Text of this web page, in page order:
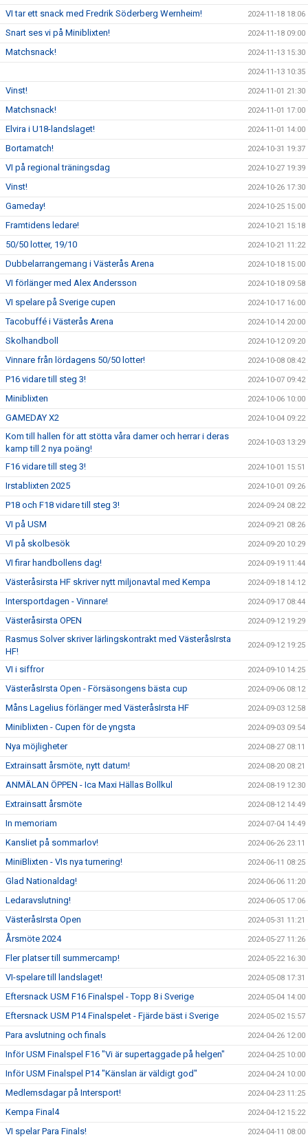
VI tar ett snack med Fredrik Söderberg Wernheim! 2024-11-18 18:06
Snart ses vi på Miniblixten! 2024-11-18 09:00
Matchsnack! 2024-11-13 15:30
2024-11-13 10:35
Vinst! 2024-11-01 21:30
Matchsnack! 2024-11-01 17:00
Elvira i U18-landslaget! 2024-11-01 14:00
Bortamatch! 2024-10-31 19:37
VI på regional träningsdag 2024-10-27 19:39
Vinst! 2024-10-26 17:30
Gameday! 2024-10-25 15:00
Framtidens ledare! 2024-10-21 15:18
50/50 lotter, 19/10 2024-10-21 11:22
Dubbelarrangemang i Västerås Arena 2024-10-18 15:00
VI förlänger med Alex Andersson 2024-10-18 09:58
VI spelare på Sverige cupen 2024-10-17 16:00
Tacobuffé i Västerås Arena 2024-10-14 20:00
Skolhandboll 2024-10-12 09:20
Vinnare från lördagens 50/50 lotter! 2024-10-08 08:42
P16 vidare till steg 3! 2024-10-07 09:42
Miniblixten 2024-10-06 10:00
GAMEDAY X2 2024-10-04 09:22
Kom till hallen för att stötta våra damer och herrar i deras
kamp till 2 nya poäng!
2024-10-03 13:29
F16 vidare till steg 3! 2024-10-01 15:51
Irstablixten 2025 2024-10-01 09:26
P18 och F18 vidare till steg 3! 2024-09-24 08:22
VI på USM 2024-09-21 08:26
VI på skolbesök 2024-09-20 10:29
VI firar handbollens dag! 2024-09-19 11:44
Västeråsirsta HF skriver nytt miljonavtal med Kempa 2024-09-18 14:12
Intersportdagen - Vinnare! 2024-09-17 08:44
Västeråsirsta OPEN 2024-09-12 19:29
Rasmus Solver skriver lärlingskontrakt med VästeråsIrsta
HF!
2024-09-12 19:25
VI i siffror 2024-09-10 14:25
VästeråsIrsta Open - Försäsongens bästa cup 2024-09-06 08:12
Måns Lagelius förlänger med VästeråsIrsta HF 2024-09-03 12:58
Miniblixten - Cupen för de yngsta 2024-09-03 09:54
Nya möjligheter 2024-08-27 08:11
Extrainsatt årsmöte, nytt datum! 2024-08-20 08:21
ANMÄLAN ÖPPEN - Ica Maxi Hällas Bollkul 2024-08-19 12:30
Extrainsatt årsmöte 2024-08-12 14:49
In memoriam 2024-07-04 14:49
Kansliet på sommarlov! 2024-06-26 23:11
MiniBlixten - VIs nya turnering! 2024-06-11 08:25
Glad Nationaldag! 2024-06-06 11:20
Ledaravslutning! 2024-06-05 17:06
VästeråsIrsta Open 2024-05-31 11:21
Årsmöte 2024 2024-05-27 11:26
Fler platser till summercamp! 2024-05-22 16:30
VI-spelare till landslaget! 2024-05-08 17:31
Eftersnack USM F16 Finalspel - Topp 8 i Sverige 2024-05-04 14:00
Eftersnack USM P14 Finalspelet - Fjärde bäst i Sverige 2024-05-02 15:57
Para avslutning och finals 2024-04-26 12:00
Inför USM Finalspel F16 "Vi är supertaggade på helgen" 2024-04-25 10:00
Inför USM Finalspel P14 "Känslan är väldigt god" 2024-04-24 10:00
Medlemsdagar på Intersport! 2024-04-23 11:25
Kempa Final4 2024-04-12 15:22
VI spelar Para Finals! 2024-04-11 08:00